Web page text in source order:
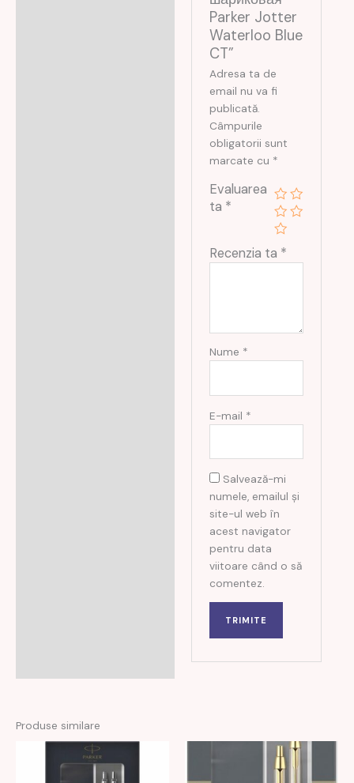
Parker Jotter
Waterloo Blue
CT”
Adresa ta de
email nu va fi
publicată.
Câmpurile
obligatorii sunt
marcate cu *
Evaluarea
ta *
Recenzia ta *
Nume *
E-mail *
Salvează-mi
numele, emailul și
site-ul web în
acest navigator
pentru data
viitoare când o să
comentez.
Produse similare